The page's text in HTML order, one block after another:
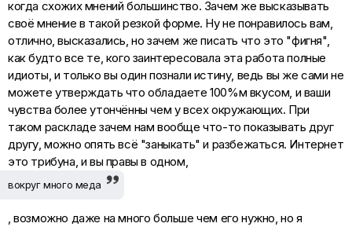
когда схожих мнений большинство. Зачем же высказывать
своё мнение в такой резкой форме. Ну не понравилось вам,
отлично, высказались, но зачем же писать что это "фигня",
как будто все те, кого заинтересовала эта работа полные
идиоты, и только вы один познали истину, ведь вы же сами не
можете утверждать что обладаете 100%м вкусом, и ваши
чувства более утончённы чем у всех окружающих. При
таком раскладе зачем нам вообще что-то показывать друг
другу, можно опять всё "заныкать" и разбежаться. Интернет
это трибуна, и вы правы в одном,
вокруг много меда
, возможно даже на много больше чем его нужно, но я